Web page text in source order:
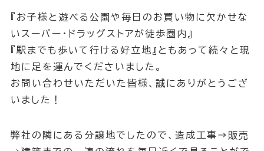
『お子様と遊べる公園や毎日のお買い物に欠かせな
いスーパー・ドラッグストアが徒歩圏内』
『駅までも歩いて行ける好立地』ともあって続々と現
地に足を運んでくださいました。
お問い合わせいただいた皆様、誠にありがとうござ
いました！
弊社の隣にある分譲地でしたので、造成工事→販売